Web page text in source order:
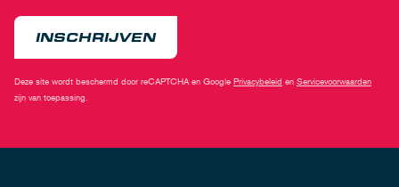
INSCHRIJVEN
Deze site wordt beschermd door reCAPTCHA en Google Privacybeleid en Servicevoorwaarden
zijn van toepassing.